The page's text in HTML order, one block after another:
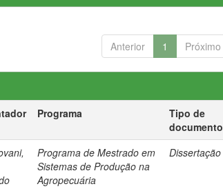
Anterior 1 Próximo
Programa
Tipo de
documento
Programa de Mestrado em
Sistemas de Produção na
Agropecuária
Dissertação